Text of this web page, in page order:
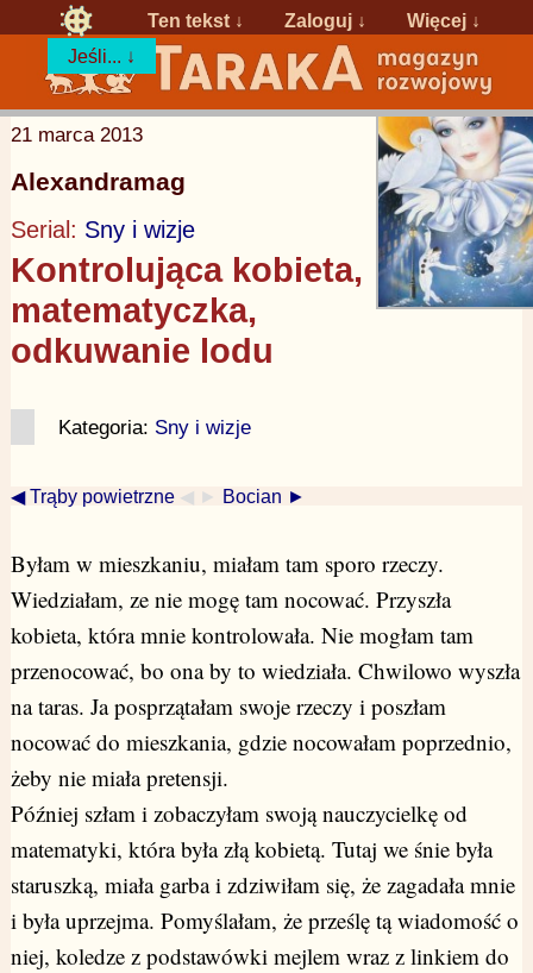
Ten tekst ↓ Zaloguj ↓
Więcej ↓
Jeśli... ↓
21 marca 2013
Alexandramag
Serial: Sny i wizje
Kontrolująca kobieta,
matematyczka,
odkuwanie lodu
Kategoria: Sny i wizje
◀ Trąby powietrzne ◀ ► Bocian ►
Byłam w mieszkaniu, miałam tam sporo rzeczy.
Wiedziałam, ze nie mogę tam nocować. Przyszła
kobieta, która mnie kontrolowała. Nie mogłam tam
przenocować, bo ona by to wiedziała. Chwilowo wyszła
na taras. Ja posprzątałam swoje rzeczy i poszłam
nocować do mieszkania, gdzie nocowałam poprzednio,
żeby nie miała pretensji.
Później szłam i zobaczyłam swoją nauczycielkę od
matematyki, która była złą kobietą. Tutaj we śnie była
staruszką, miała garba i zdziwiłam się, że zagadała mnie
i była uprzejma. Pomyślałam, że prześlę tą wiadomość o
niej, koledze z podstawówki mejlem wraz z linkiem do